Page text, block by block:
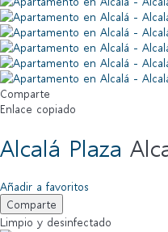
Comparte
Enlace copiado
Alcalá Plaza
Añadir a favoritos
Comparte
Limpio y desinfectado